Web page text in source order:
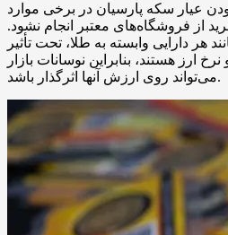
عیار سکه پارسیان در برخی موارد
از فروشگاه‌های معتبر انجام نشود.
هر دارایی وابسته به طلا، تحت تأثیر
ارز هستند، بنابراین نوسانات بازار
می‌تواند روی ارزش آنها اثرگذار باشد.